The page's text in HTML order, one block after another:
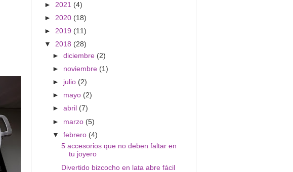
► 2021 (4)
► 2020 (18)
► 2019 (11)
▼ 2018 (28)
►diciembre (2)
► noviembre (1)
► julio (2)
► mayo (2)
►abril (7)
► marzo (5)
▼febrero (4)
5 accesorios que no deben faltar en
tu joyero
Divertido bizcocho en lata abre fácil